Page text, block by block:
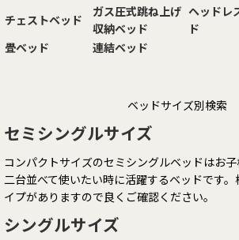
チェストベッド
ガス圧式跳ね上げ
収納ベッド
ヘッドレ
ド
畳ベッド 連結ベッド
ベッドサイズ別検索
セミシングルサイズ
コンパクトサイズのセミシングルベッドはお
二台並べて使いたい時に活躍するベッドです
イプがありますので良くご確認ください。
シングルサイズ